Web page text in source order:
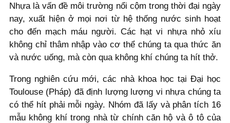
Nhựa là vấn đề môi trường nổi cộm trong thời đại ngày
nay, xuất hiện ở mọi nơi từ hệ thống nước sinh hoạt
cho đến mạch máu người. Các hạt vi nhựa nhỏ xíu
không chỉ thâm nhập vào cơ thể chúng ta qua thức ăn
và nước uống, mà còn qua không khí chúng ta hít thở.
Trong nghiên cứu mới, các nhà khoa học tại Đại học
Toulouse (Pháp) đã định lượng lượng vi nhựa chúng ta
có thể hít phải mỗi ngày. Nhóm đã lấy và phân tích 16
mẫu không khí trong nhà từ chính căn hộ và ô tô của